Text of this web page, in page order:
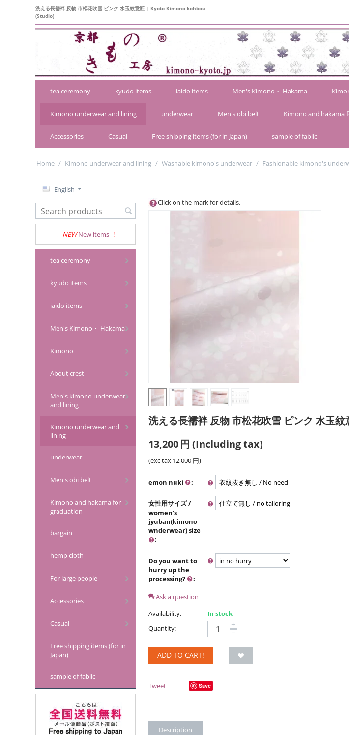
洗える長襦袢 反物 市松花吹雪 ピンク 水玉紋意匠 | Kyoto Kimono kohbou
(Studio)
tea ceremony kyudo items iaido items Men's Kimono・ Hakama
Kimono underwear and lining underwear Men's obi belt Kimono and hakama
Accessories Casual Free shipping items (for in Japan) sample of fablic
Home / Kimono underwear and lining / Washable kimono's underwear / Fashionable kimono's
English
! NEW New items !
tea ceremony
kyudo items
iaido items
Men's Kimono・ Hakama
Kimono
About crest
Men's kimono underwear
and lining
Kimono underwear and
lining
underwear
Men's obi belt
Kimono and hakama for
graduation
bargain
hemp cloth
For large people
Accessories
Casual
Free shipping items (for in
Japan)
sample of fablic
Click on the mark for details.
洗える長襦袢 反物 市松花吹雪 ピンク 水玉紋
13,200円 (Including tax)
(exc tax 12,000 円)
emon nuki :
女性用サイズ /
women's
jyuban(kimono
wnderwear) size
:
Do you want to
hurry up the
processing?
:
Ask a question
Availability:
In stock
Quantity:
+
−
ADD TO CART!
Tweet Save
Description